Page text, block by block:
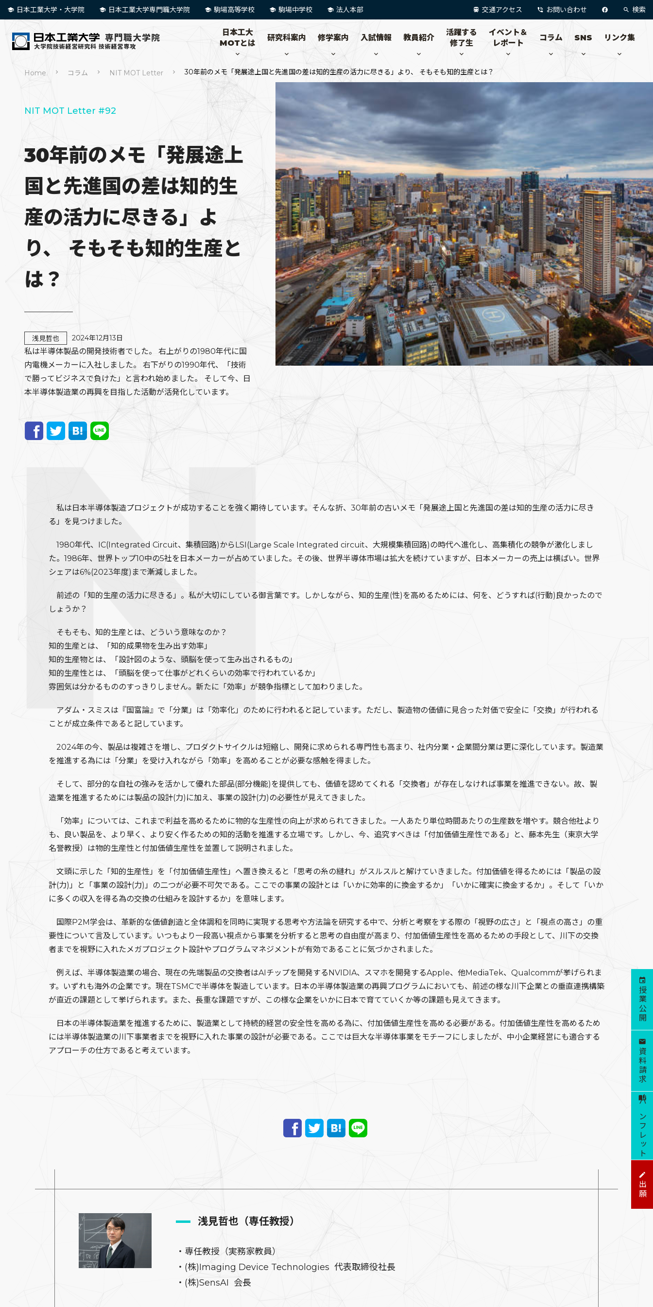
日本工業大学・大学院 日本工業大学専門職大学院 駒場高等学校 駒場中学校 法人本部 交通アクセス お問い合わせ 検索
日本工大
MOTとは
研究科案内 修学案内 入試情報 教員紹介
活躍する
修了生
イベント＆
レポート
コラム SNS リンク集
Home コラム NIT MOT Letter 30年前のメモ「発展途上国と先進国の差は知的生産の活力に尽きる」より、 そもそも知的生産とは？
NIT MOT Letter #92
30年前のメモ「発展途上
国と先進国の差は知的生
産の活力に尽きる」よ
り、 そもそも知的生産と
は？
浅見哲也 2024年12月13日
私は半導体製品の開発技術者でした。 右上がりの1980年代に国
内電機メーカーに入社しました。 右下がりの1990年代、「技術
で勝ってビジネスで負けた」と言われ始めました。 そして今、日
本半導体製造業の再興を目指した活動が活発化しています。
私は日本半導体製造プロジェクトが成功することを強く期待しています。そんな折、30年前の古いメモ「発展途上国と先進国の差は知的生産の活力に尽き
る」を見つけました。
1980年代、IC(Integrated Circuit、集積回路)からLSI(Large Scale Integrated circuit、大規模集積回路)の時代へ進化し、高集積化の競争が激化しまし
た。1986年、世界トップ10中の5社を日本メーカーが占めていました。その後、世界半導体市場は拡大を続けていますが、日本メーカーの売上は横ばい。世界
シェアは6%(2023年度)まで漸減しました。
前述の「知的生産の活力に尽きる」。私が大切にしている御言葉です。しかしながら、知的生産(性)を高めるためには、何を、どうすれば(行動)良かったので
しょうか？
そもそも、知的生産とは、どういう意味なのか？
知的生産とは、「知的成果物を生み出す効率」
知的生産物とは、「設計図のような、頭脳を使って生み出されるもの」
知的生産性とは、「頭脳を使って仕事がどれくらいの効率で行われているか」
雰囲気は分かるもののすっきりしません。新たに「効率」が競争指標として加わりました。
アダム・スミスは『国富論』で「分業」は「効率化」のために行われると記しています。ただし、製造物の価値に見合った対価で安全に「交換」が行われる
ことが成立条件であると記しています。
2024年の今、製品は複雑さを増し、プロダクトサイクルは短縮し、開発に求められる専門性も高まり、社内分業・企業間分業は更に深化しています。製造業
を推進する為には「分業」を受け入れながら「効率」を高めることが必要な感触を得ました。
そして、部分的な自社の強みを活かして優れた部品(部分機能)を提供しても、価値を認めてくれる「交換者」が存在しなければ事業を推進できない。故、製
造業を推進するためには製品の設計(力)に加え、事業の設計(力)の必要性が見えてきました。
「効率」については、これまで利益を高めるために物的な生産性の向上が求められてきました。一人あたり単位時間あたりの生産数を増やす。競合他社より
も、良い製品を、より早く、より安く作るための知的活動を推進する立場です。しかし、今、追究すべきは「付加価値生産性である」と、藤本先生（東京大学
名誉教授）は物的生産性と付加価値生産性を並置して説明されました。
文頭に示した「知的生産性」を「付加価値生産性」へ置き換えると「思考の糸の縺れ」がスルスルと解けていきました。付加価値を得るためには「製品の設
計(力)」と「事業の設計(力)」の二つが必要不可欠である。ここでの事業の設計とは「いかに効率的に換金するか」「いかに確実に換金するか」。そして「いか
に多くの収入を得る為の交換の仕組みを設計するか」を意味します。
国際P2M学会は、革新的な価値創造と全体調和を同時に実現する思考や方法論を研究する中で、分析と考察をする際の「視野の広さ」と「視点の高さ」の重
要性について言及しています。いつもより一段高い視点から事業を分析すると思考の自由度が高まり、付加価値生産性を高めるための手段として、川下の交換
者までを視野に入れたメガプロジェクト設計やプログラムマネジメントが有効であることに気づかされました。
例えば、半導体製造業の場合、現在の先端製品の交換者はAIチップを開発するNVIDIA、スマホを開発するApple、他MediaTek、Qualcommが挙げられま
す。いずれも海外の企業です。現在TSMCで半導体を製造しています。日本の半導体製造業の再興プログラムにおいても、前述の様な川下企業との垂直連携構築
が直近の課題として挙げられます。また、長重な課題ですが、この様な企業をいかに日本で育てていくか等の課題も見えてきます。
日本の半導体製造業を推進するために、製造業として持続的経営の安全性を高める為に、付加価値生産性を高める必要がある。付加価値生産性を高めるため
には半導体製造業の川下事業者までを視野に入れた事業の設計が必要である。ここでは巨大な半導体事業をモチーフにしましたが、中小企業経営にも適合する
アプローチの仕方であると考えています。
浅見哲也（専任教授）
・専任教授（実務家教員）
・(株)Imaging Device Technologies 代表取締役社長
・(株)SensAI 会長
授業公開
資料請求
パンフレット
出願